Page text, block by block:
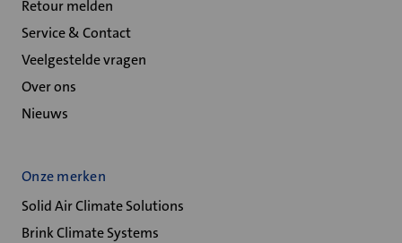
Retour melden
Service & Contact
Veelgestelde vragen
Over ons
Nieuws
Onze merken
Solid Air Climate Solutions
Brink Climate Systems